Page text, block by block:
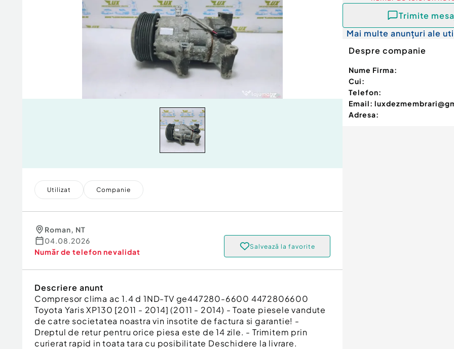
Utilizat Companie
Roman, NT
04.08.2026
Număr de telefon nevalidat
Salvează la favorite
Descriere anunt
Compresor clima ac 1.4 d 1ND-TV ge447280-6600 4472806600
Toyota Yaris XP130 [2011 - 2014] (2011 - 2014) - Toate piesele vandute
de catre societatea noastra vin insotite de factura si garantie! -
Dreptul de retur pentru orice piesa este de 14 zile. - Trimitem prin
curierat rapid in toata tara cu posibilitate Deschidere la livrare.
Trimite
Mai multe anunțuri ale
Despre companie
Nume Firma:
Cui:
Telefon:
Email:
Adresa: